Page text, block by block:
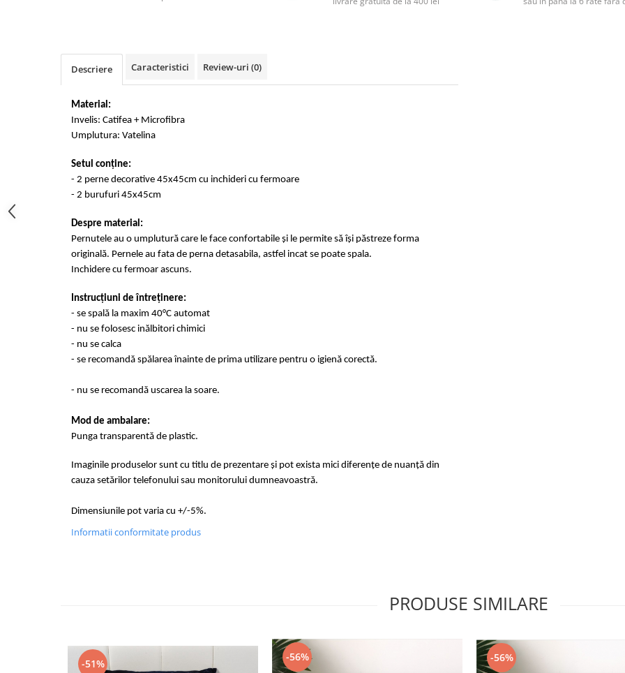
Cearceaf cu elastic
Cearceaf normal
Lenjerii Pufoase Fluffy/ Rabbit
Bumbac Neted Nesatinat
Bumbac 100%
Lenjerii Satin Premium
Lenjerii Jacquard
Lenjerii Matase
Lenjerii Creponate
Set Lenjerie + Draperii Pat Dublu
Huse Impermeabile 160x200cm
Huse Impermeabile 180x200cm
Descriere Caracteristici Review-uri (0)
Material:
Invelis: Catifea + Microfibra
Umplutura: Vatelina
Setul conține:
- 2 perne decorative 45x45cm cu inchideri cu fermoare
- 2 burufuri 45x45cm
Despre material:
Pernutele au o umplutură care le face confortabile și le permite să își păstreze forma
originală. Pernele au fata de perna detasabila, astfel incat se poate spala.
Inchidere cu fermoar ascuns.
Instrucțiuni de întreținere:
- se spală la maxim 40°C automat
- nu se folosesc inălbitori chimici
- nu se calca
- se recomandă spălareaînainte de prima utilizare pentru o igienă corectă.
- nu se recomandă uscarea la soare.
Mod de ambalare:
Punga transparentă de plastic.
Imaginile produselor sunt cu titlu de prezentare și pot exista mici diferențe de nuanță din
cauza setărilor telefonului sau monitorului dumneavoastră.
Dimensiunile pot varia cu +/-5%.
Informatii conformitate produs
PRODUSE SIMILARE
-51%
-56% -56%